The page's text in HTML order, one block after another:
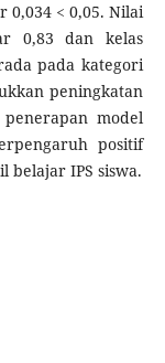
0,034 < 0,05. Nilai
0,83 dan kelas
pada kategori
peningkatan
model
positif
belajar IPS siswa.